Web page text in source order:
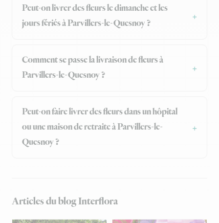
Peut-on livrer des fleurs le dimanche et les
jours fériés à Parvillers-le-Quesnoy ?
Comment se passe la livraison de fleurs à
Parvillers-le-Quesnoy ?
Peut-on faire livrer des fleurs dans un hôpital
ou une maison de retraite à Parvillers-le-
Quesnoy ?
Articles du blog Interflora